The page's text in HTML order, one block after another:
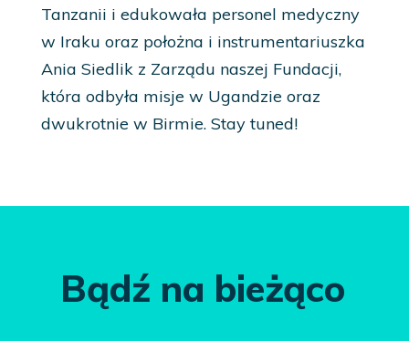
Tanzanii i edukowała personel medyczny
w Iraku oraz położna i instrumentariuszka
Ania Siedlik z Zarządu naszej Fundacji,
która odbyła misje w Ugandzie oraz
dwukrotnie w Birmie. Stay tuned!
Bądź na bieżąco